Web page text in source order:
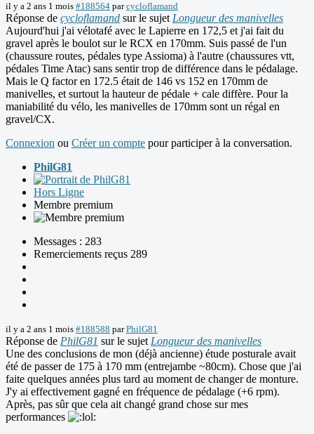
il y a 2 ans 1 mois #188564 parcycloflamand
Réponse de cycloflamand sur le sujet Longueur des manivelles
Aujourd'hui j'ai vélotafé avec le Lapierre en 172,5 et j'ai fait du
gravel après le boulot sur le RCX en 170mm. Suis passé de l'un
(chaussure routes, pédales type Assioma) à l'autre (chaussures vtt,
pédales Time Atac) sans sentir trop de différence dans le pédalage.
Mais le Q factor en 172.5 était de 146 vs 152 en 170mm de
manivelles, et surtout la hauteur de pédale + cale diffère. Pour la
maniabilité du vélo, les manivelles de 170mm sont un régal en
gravel/CX.
Connexion ou Créer un compte pour participer à la conversation.
PhilG81
Hors Ligne
Membre premium
Messages : 283
Remerciements reçus 289
il y a 2 ans 1 mois #188588 parPhilG81
Réponse de PhilG81 sur le sujet Longueur des manivelles
Une des conclusions de mon (déjà ancienne) étude posturale avait
été de passer de 175 à 170 mm (entrejambe ~80cm). Chose que j'ai
faite quelques années plus tard au moment de changer de monture.
J'y ai effectivement gagné en fréquence de pédalage (+6 rpm).
Après, pas sûr que cela ait changé grand chose sur mes
performances